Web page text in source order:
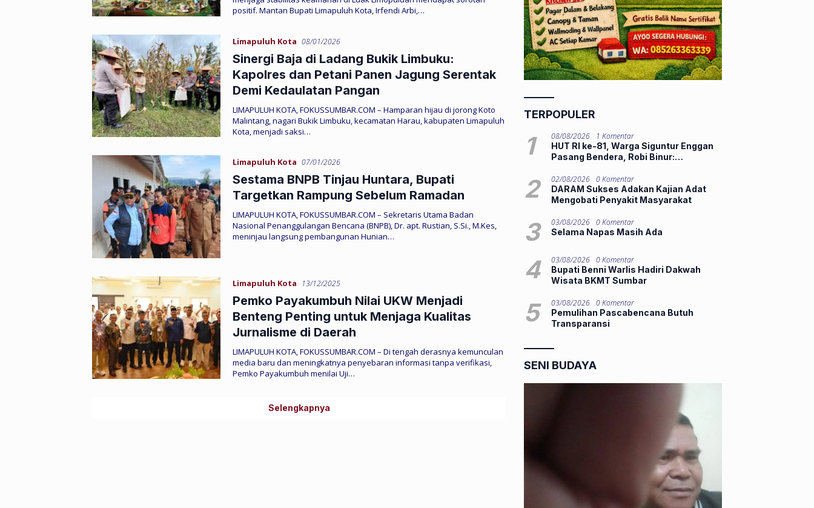
positif. Mantan Bupati Limapuluh Kota, Irfendi Arbi,…
Limapuluh Kota 08/01/2026
Sinergi Baja di Ladang Bukik Limbuku:
Kapolres dan Petani Panen Jagung Serentak
Demi Kedaulatan Pangan
LIMAPULUH KOTA, FOKUSSUMBAR.COM – Hamparan hijau di jorong Koto
Malintang, nagari Bukik Limbuku, kecamatan Harau, kabupaten Limapuluh
Kota, menjadi saksi…
Limapuluh Kota 07/01/2026
Sestama BNPB Tinjau Huntara, Bupati
Targetkan Rampung Sebelum Ramadan
‎‎LIMAPULUH KOTA, FOKUSSUMBAR.COM – Sekretaris Utama Badan
Nasional Penanggulangan Bencana (BNPB), Dr. apt. Rustian, S.Si., M.Kes,
meninjau langsung pembangunan Hunian…
Limapuluh Kota 13/12/2025
Pemko Payakumbuh Nilai UKW Menjadi
Benteng Penting untuk Menjaga Kualitas
Jurnalisme di Daerah
LIMAPULUH KOTA, FOKUSSUMBAR.COM – Di tengah derasnya kemunculan
media baru dan meningkatnya penyebaran informasi tanpa verifikasi,
Pemko Payakumbuh menilai Uji…
Selengkapnya
TERPOPULER
1 08/08/2026
1 Komentar
HUT RI ke-81, Warga Siguntur Enggan
Pasang Bendera, Robi Binur:
2 02/08/2026
0 Komentar
DARAM Sukses Adakan Kajian Adat
Mengobati Penyakit Masyarakat
3 03/08/2026
0 Komentar
Selama Napas Masih Ada
4 03/08/2026
0 Komentar
Bupati Benni Warlis Hadiri Dakwah
Wisata BKMT Sumbar
5 03/08/2026
0 Komentar
Pemulihan Pascabencana Butuh
Transparansi
SENI BUDAYA